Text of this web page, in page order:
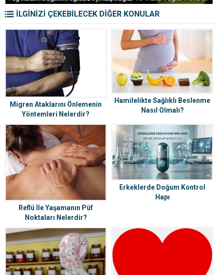
İLGİNİZİ ÇEKEBİLECEK DİĞER KONULAR
Migren Ataklarını Önlemenin
Yöntemleri Nelerdir?
Hamilelikte Sağlıklı Beslenme
Nasıl Olmalı?
Reflü İle Yaşamanın Püf
Noktaları Nelerdir?
Erkeklerde Doğum Kontrol
Hapı